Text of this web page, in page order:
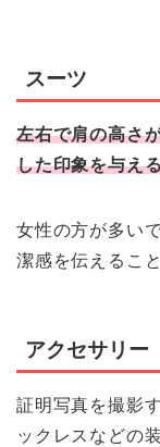
スーツ
左右で肩の高さ
した印象を与え
女性の方が多い
潔感を伝えるこ
アクセサリー
証明写真を撮影
ックレスなどの